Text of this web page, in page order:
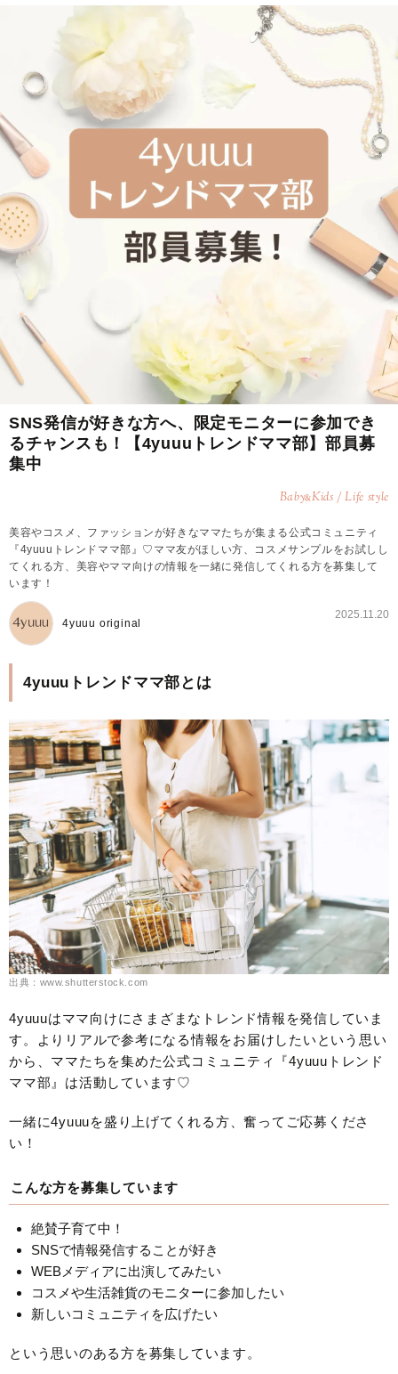
SNS発信が好きな方へ、限定モニターに参加でき
るチャンスも！【4yuuuトレンドママ部】部員募
集中
Baby&Kids / Life style
美容やコスメ、ファッションが好きなママたちが集まる公式コミュニティ
『4yuuuトレンドママ部』♡ママ友がほしい方、コスメサンプルをお試しし
てくれる方、美容やママ向けの情報を一緒に発信してくれる方を募集して
います！
4yuuu original
2025.11.20
4yuuuトレンドママ部とは
出典：www.shutterstock.com
4yuuuはママ向けにさまざまなトレンド情報を発信していま
す。よりリアルで参考になる情報をお届けしたいという思い
から、ママたちを集めた公式コミュニティ『4yuuuトレンド
ママ部』は活動しています♡
一緒に4yuuuを盛り上げてくれる方、奮ってご応募くださ
い！
こんな方を募集しています
絶賛子育て中！
SNSで情報発信することが好き
WEBメディアに出演してみたい
コスメや生活雑貨のモニターに参加したい
新しいコミュニティを広げたい
という思いのある方を募集しています。